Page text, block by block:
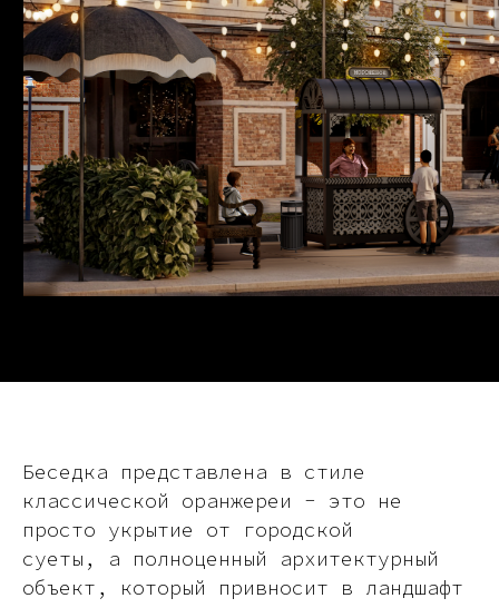
Беседка представлена в стиле
классической оранжереи - это не
просто укрытие от городской
суеты, а полноценный архитектурный
объект, который привносит в ландшафт